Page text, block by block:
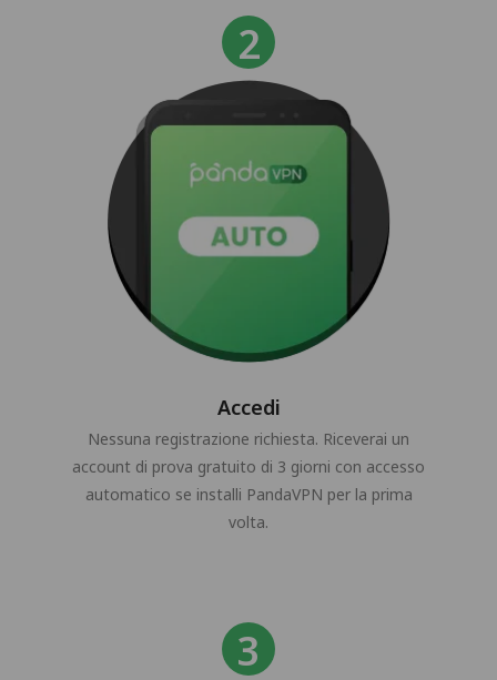
Accedi
Nessuna registrazione richiesta. Riceverai un
account di prova gratuito di 3 giorni con accesso
automatico se installi PandaVPN per la prima
volta.